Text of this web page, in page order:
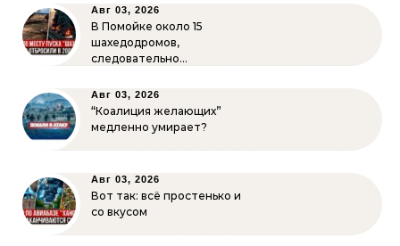
Авг 03, 2026
В Помойке около 15
шахедодромов,
следовательно…
Авг 03, 2026
“Коалиция желающих”
медленно умирает?
Авг 03, 2026
Вот так: всё простенько и
со вкусом